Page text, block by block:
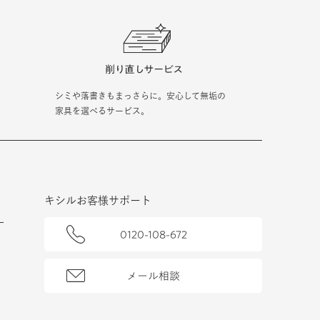
シミや落書きもまっさらに。安心して無垢の
家具を選べるサービス。
キシルお客様サポート
0120-108-672
メール相談